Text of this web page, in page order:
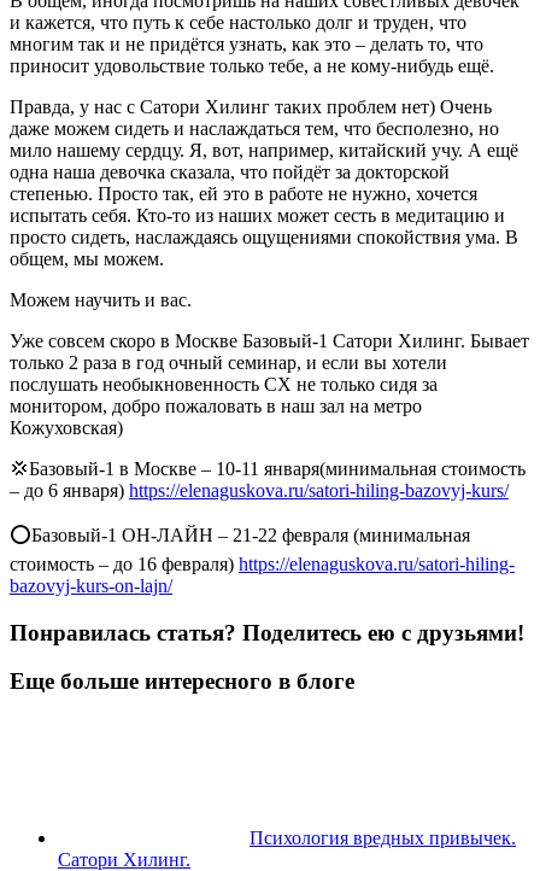
и кажется, что путь к себе настолько долг и труден, что
многим так и не придётся узнать, как это – делать то, что
приносит удовольствие только тебе, а не кому-нибудь ещё.
Правда, у нас с Сатори Хилинг таких проблем нет) Очень
даже можем сидеть и наслаждаться тем, что бесполезно, но
мило нашему сердцу. Я, вот, например, китайский учу. А ещё
одна наша девочка сказала, что пойдёт за докторской
степенью. Просто так, ей это в работе не нужно, хочется
испытать себя. Кто-то из наших может сесть в медитацию и
просто сидеть, наслаждаясь ощущениями спокойствия ума. В
общем, мы можем.
Можем научить и вас.
Уже совсем скоро в Москве Базовый-1 Сатори Хилинг. Бывает
только 2 раза в год очный семинар, и если вы хотели
послушать необыкновенность СХ не только сидя за
монитором, добро пожаловать в наш зал на метро
Кожуховская)
💢Базовый-1 в Москве – 10-11 января(минимальная стоимость
– до 6 января) https://elenaguskova.ru/satori-hiling-bazovyj-kurs/
⭕️Базовый-1 ОН-ЛАЙН – 21-22 февраля (минимальная
стоимость – до 16 февраля) https://elenaguskova.ru/satori-hiling-
bazovyj-kurs-on-lajn/
Понравилась статья? Поделитесь ею с друзьями!
Еще больше интересного в блоге
Психология вредных привычек.
Сатори Хилинг.